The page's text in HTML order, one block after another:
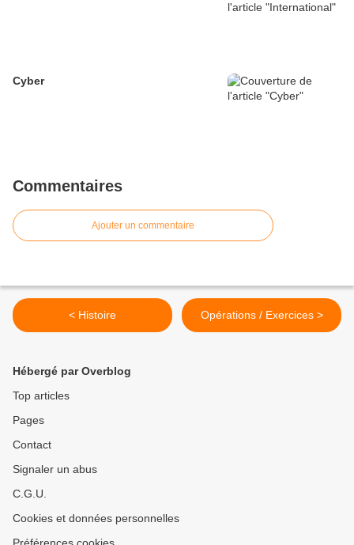
Cyber
Commentaires
Ajouter un commentaire
< Histoire Opérations / Exercices >
Hébergé par Overblog
Top articles
Pages
Contact
Signaler un abus
C.G.U.
Cookies et données personnelles